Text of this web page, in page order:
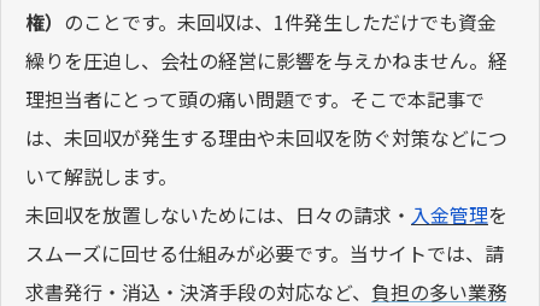
権） のことです。未回収は、1件発生しただけでも資金
繰りを圧迫し、会社の経営に影響を与えかねません。経
理担当者にとって頭の痛い問題です。そこで本記事で
は、未回収が発生する理由や未回収を防ぐ対策などにつ
いて解説します。
未回収を放置しないためには、日々の請求・ 入金管理を
スムーズに回せる仕組みが必要です。当サイトでは、請
求書発行・消込・決済手段の対応など、 負担の多い業務